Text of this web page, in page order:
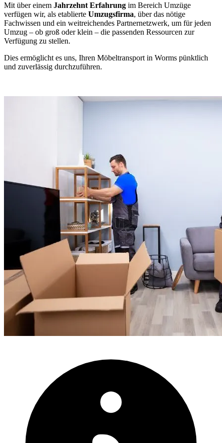
Mit über einem Jahrzehnt Erfahrung im Bereich Umzüge
verfügen wir, als etablierte Umzugsfirma, über das nötige
Fachwissen und ein weitreichendes Partnernetzwerk, um für jeden
Umzug – ob groß oder klein – die passenden Ressourcen zur
Verfügung zu stellen.
Dies ermöglicht es uns, Ihren Möbeltransport in Worms pünktlich
und zuverlässig durchzuführen.